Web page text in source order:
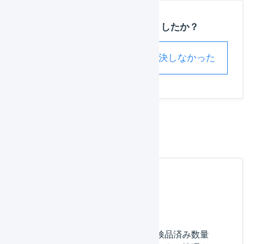
この記事は役に立ちましたか？
解決しなかった
入荷予定数量に対して検品済み数量